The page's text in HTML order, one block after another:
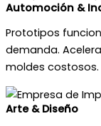
Automoción &
Prototipos
demanda.
moldes costosos.
Arte & Diseño